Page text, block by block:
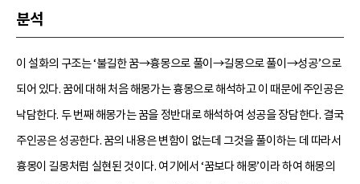
분석
이 설화의 구조는 ‘불길한 꿈→흉몽으로 풀이→길몽으로 풀이→성공’으로
되어 있다. 꿈에 대해 처음 해몽가는 흉몽으로 해석하고 이 때문에 주인공은
낙담한다. 두 번째 해몽가는 꿈을 정반대로 해석하여 성공을 장담한다. 결국
주인공은 성공한다. 꿈의 내용은 변함이 없는데 그것을 풀이하는 데 따라서
흉몽이 길몽처럼 실현된 것이다. 여기에서 ‘꿈보다 해몽’이라 하여 해몽의